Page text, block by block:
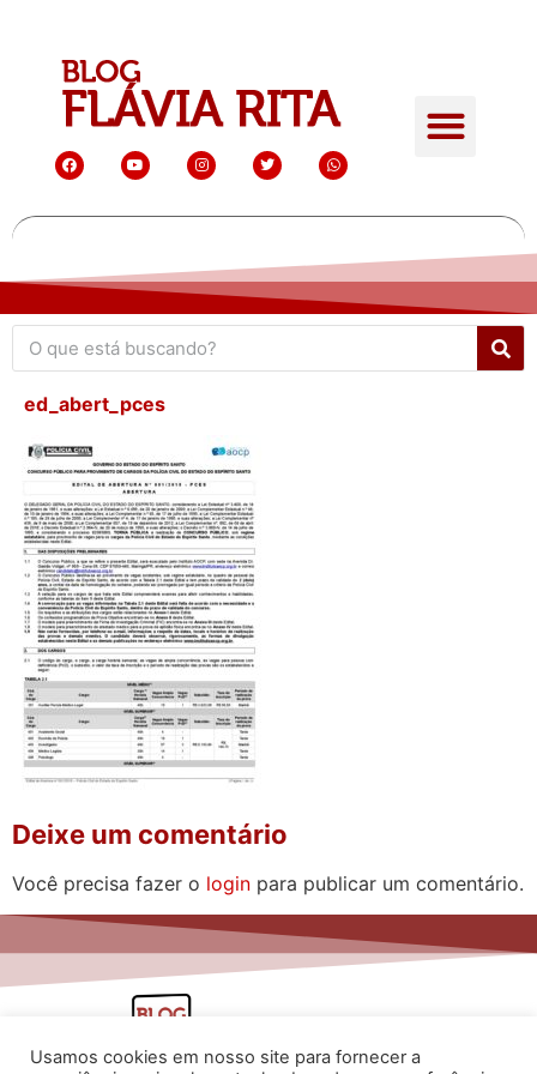
ed_abert_pces
Deixe um comentário
Você precisa fazer o login para publicar um comentário.
Usamos cookies em nosso site para fornecer a